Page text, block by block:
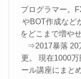
プログラマー。
やBOT作成など
をどこまで増や
⇒2017暴落 20
更。 現在1000
ール講座にまと